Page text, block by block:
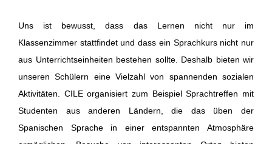
Uns ist bewusst, dass das Lernen nicht nur im
Klassenzimmer stattfindet und dass ein Sprachkurs nicht nur
aus Unterrichtseinheiten bestehen sollte.
Deshalb bieten wir
unseren Schülern eine Vielzahl von spannenden sozialen
Aktivitäten.
CILE organisiert zum Beispiel Sprachtreffen mit
Studenten aus anderen Ländern, die das üben der
Spanischen Sprache in einer entspannten Atmosphäre